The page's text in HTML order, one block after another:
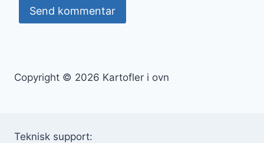
Copyright © 2026 Kartofler i ovn
Teknisk support: